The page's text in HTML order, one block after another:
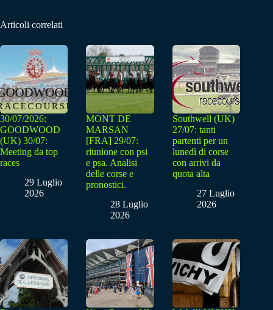
Articoli correlati
30/07/2026:
GOODWOOD
(UK) 30/07:
Meeting da top
races
29 Luglio
2026
MONT DE
MARSAN
[FRA] 29/07:
riunione con psi
e psa. Analisi
delle corse e
pronostici.
28 Luglio
2026
Southwell (UK)
27/07: tanti
partenti per un
lunedì di corse
con arrivi da
quota alta
27 Luglio
2026